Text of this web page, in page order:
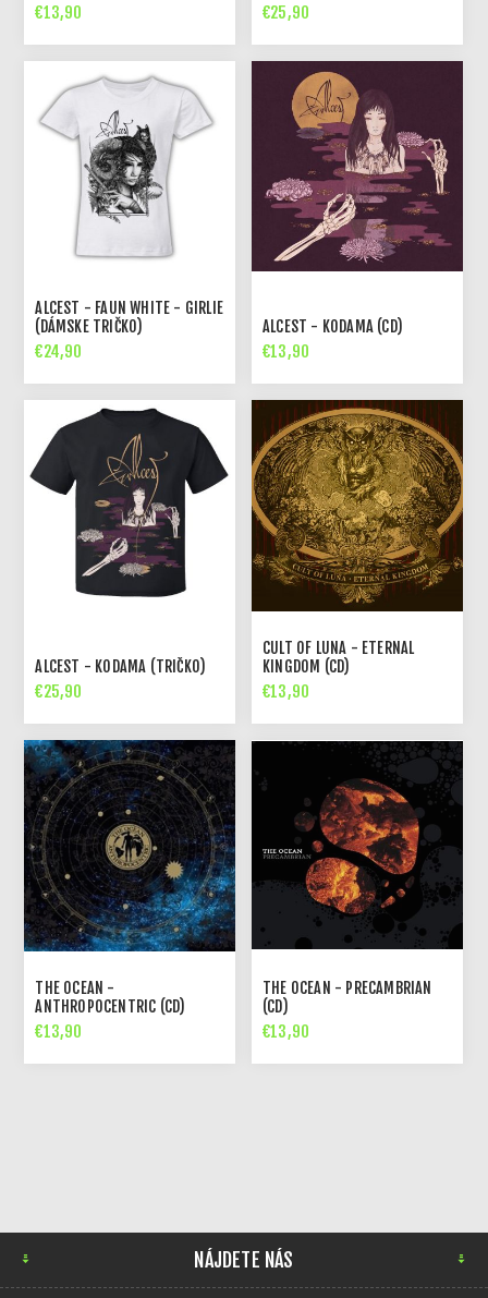
€13,90 €25,90
ALCEST - FAUN WHITE - GIRLIE
(DÁMSKE TRIČKO)
€24,90
ALCEST - KODAMA (CD)
€13,90
ALCEST - KODAMA (TRIČKO)
€25,90
CULT OF LUNA - ETERNAL
KINGDOM (CD)
€13,90
THE OCEAN -
ANTHROPOCENTRIC (CD)
€13,90
THE OCEAN - PRECAMBRIAN
(CD)
€13,90
NÁJDETE NÁS